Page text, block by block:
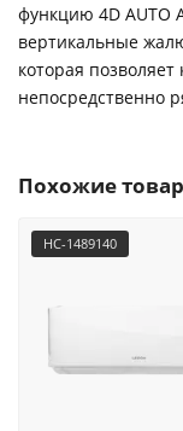
функцию 4D AUTO
вертикальные
которая
непосредственно
Похожие
НС-1489140